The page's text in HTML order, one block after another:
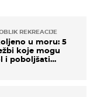
REKREACIJE
u moru: 5
koje mogu
i poboljšati